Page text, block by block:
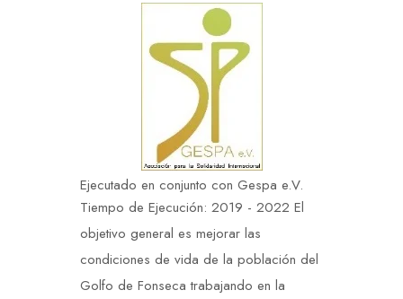
Ejecutado en conjunto con Gespa e.V.
Tiempo de Ejecución: 2019 - 2022 El
objetivo general es mejorar las
condiciones de vida de la población del
Golfo de Fonseca trabajando en la